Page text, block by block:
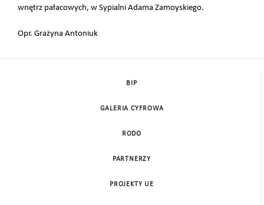
wnętrz pałacowych, w Sypialni Adama Zamoyskiego.
Opr. Grażyna Antoniuk
BIP
GALERIA CYFROWA
RODO
PARTNERZY
PROJEKTY UE